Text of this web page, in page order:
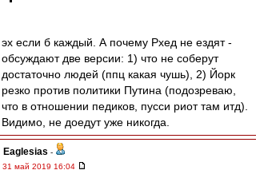
эх если б каждый. А почему Рхед не ездят -
обсуждают две версии: 1) что не соберут
достаточно людей (ппц какая чушь), 2) Йорк
резко против политики Путина (подозреваю,
что в отношении педиков, пусси риот там итд).
Видимо, не доедут уже никогда.
Eaglesias -
31 май 2019 16:04